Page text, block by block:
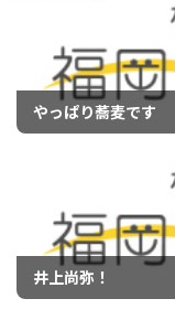
やっぱり蕎麦です
井上尚弥！